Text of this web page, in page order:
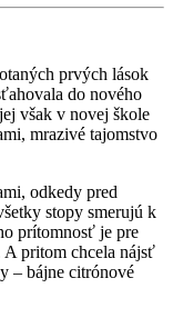
prvých lások
do nového
však v novej škole
mrazivé tajomstvo
odkedy pred
stopy smerujú k
prítomnosť je pre
A pritom chcela nájsť
– bájne citrónové